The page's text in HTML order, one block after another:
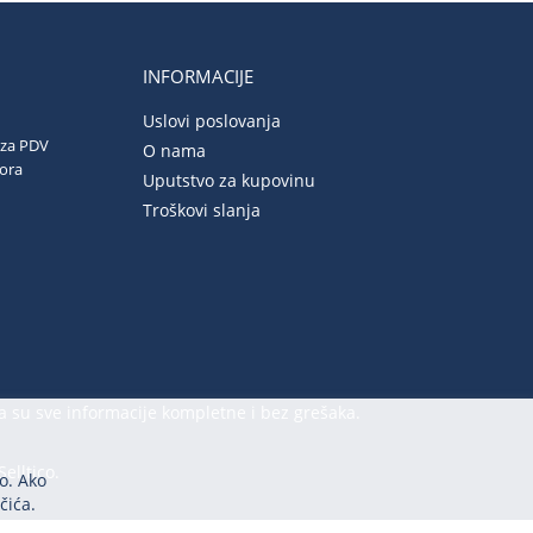
PDV
INFORMACIJE
Uslovi poslovanja
O nama
Uputstvo za kupovinu
Troškovi slanja
Ako